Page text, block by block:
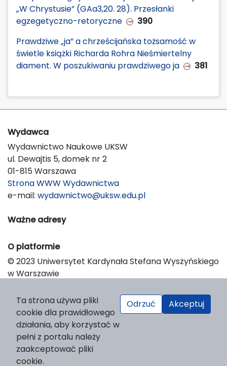
„W Chrystusie” (GAa3,20. 28). Przesłanki
egzegetyczno-retoryczne
390
Prawdziwe „ja” a chrześcijańska tożsamość w
świetle książki Richarda Rohra Nieśmiertelny
diament. W poszukiwaniu prawdziwego ja
381
Wydawca
Wydawnictwo Naukowe UKSW
ul. Dewajtis 5, domek nr 2
01-815 Warszawa
Strona WWW Wydawnictwa
e-mail: wydawnictwo@uksw.edu.pl
Ważne adresy
O platformie
© 2023 Uniwersytet Kardynała Stefana Wyszyńskiego
w Warszawie
Platform & Workflow by OJS/PKP
Ta strona używa pliki
cookie dla prawidłowego
działania, aby korzystać w
pełni z portalu należy
zaakceptować pliki
cookie.
Odrzuć Akceptuj